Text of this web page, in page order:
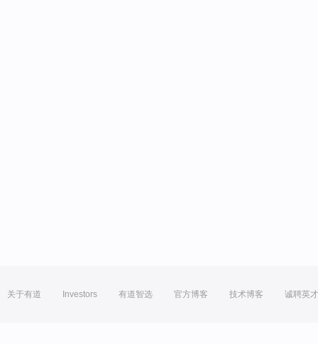
关于有道 Investors 有道智选 官方博客 技术博客 诚聘英才